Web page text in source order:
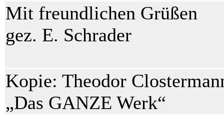
Mit freundlichen Grüßen
gez. E. Schrader
Kopie: Theodor
„Das GANZE Werk“